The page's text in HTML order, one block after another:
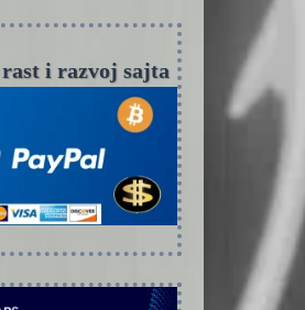
i razvoj sajta